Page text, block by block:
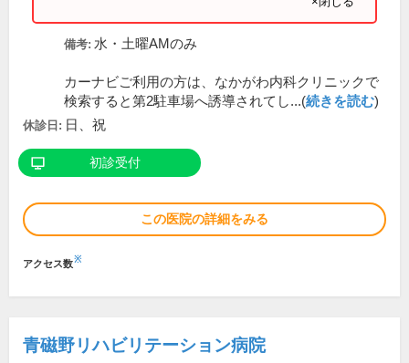
備考: 水・土曜AMのみ
カーナビご利用の方は、なかがわ内科クリニックで
検索すると第2駐車場へ誘導されてし...(続きを読む)
休診日: 日、祝
初診受付
この医院の詳細をみる
アクセス数※
青磁野リハビリテーション病院